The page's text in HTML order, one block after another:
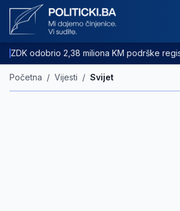
Početna / Vijesti / Svijet